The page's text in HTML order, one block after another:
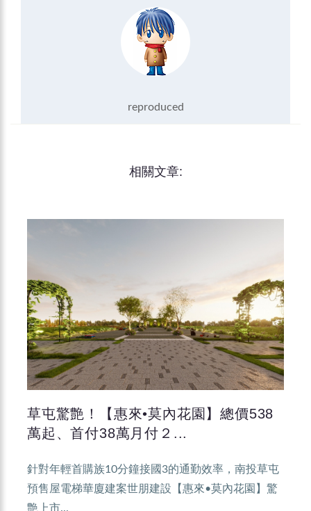
reproduced
相關文章:
草屯驚艶！【惠來•莫內花園】總價538
萬起、首付38萬月付２...
針對年輕首購族10分鐘接國3的通勤效率，南投草屯
預售屋電梯華廈建案世朋建設【惠來•莫內花園】驚
艶上市...